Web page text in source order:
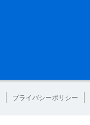
プライバシーポリシー